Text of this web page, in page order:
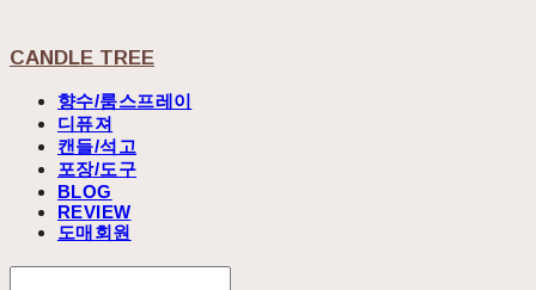
CANDLE TREE
향수/룸스프레이
디퓨져
캔들/석고
포장/도구
BLOG
REVIEW
도매회원